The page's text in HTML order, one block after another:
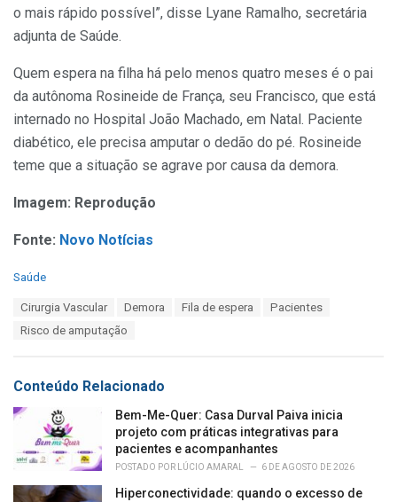
o mais rápido possível”, disse Lyane Ramalho, secretária
adjunta de Saúde.
Quem espera na filha há pelo menos quatro meses é o pai
da autônoma Rosineide de França, seu Francisco, que está
internado no Hospital João Machado, em Natal. Paciente
diabético, ele precisa amputar o dedão do pé. Rosineide
teme que a situação se agrave por causa da demora.
Imagem: Reprodução
Fonte: Novo Notícias
C
i
e
s
Saúde
Cirurgia Vascular Demora Fila de espera
Pacientes
Risco de amputação
Conteúdo Relacionado
Bem-Me-Quer: Casa Durval Paiva inicia
projeto com práticas integrativas para
pacientes e acompanhantes
POSTADO POR LÚCIO AMARAL 6 DE AGOSTO DE 2026
Hiperconectividade: quando o excesso de